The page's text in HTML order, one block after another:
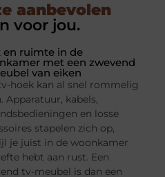
aanbevolen
voor jou.
en ruimte in de
met een zwevend
van eiken
hoek kan al snel rommelig
Apparatuur, kabels,
en losse
stapelen zich op,
je juist in de woonkamer
hebt aan rust. Een
tv-meubel is dan een